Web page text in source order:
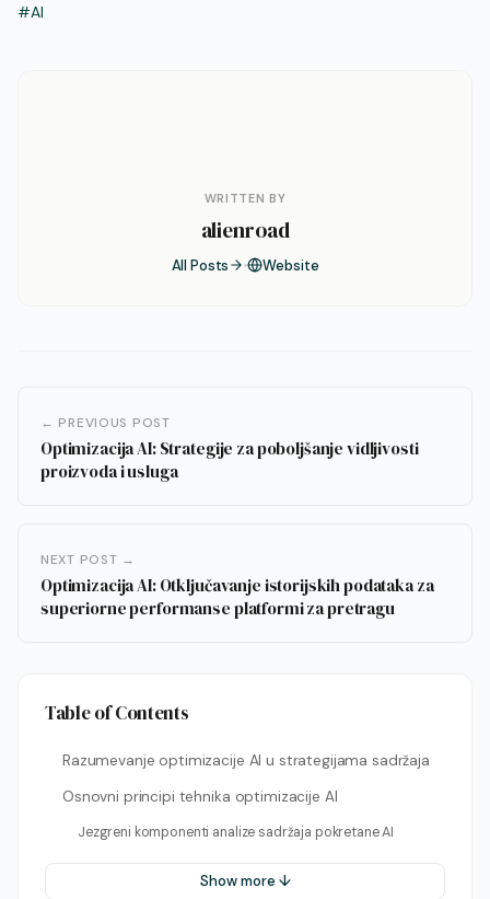
#AI
WRITTEN BY
alienroad
All Posts Website
← PREVIOUS POST
Optimizacija AI: Strategije za poboljšanje vidljivosti
proizvoda i usluga
NEXT POST →
Optimizacija AI: Otključavanje istorijskih podataka za
superiorne performanse platformi za pretragu
Table of Contents
Razumevanje optimizacije AI u strategijama sadržaja
Osnovni principi tehnika optimizacije AI
Jezgreni komponenti analize sadržaja pokretane AI
Show more ↓